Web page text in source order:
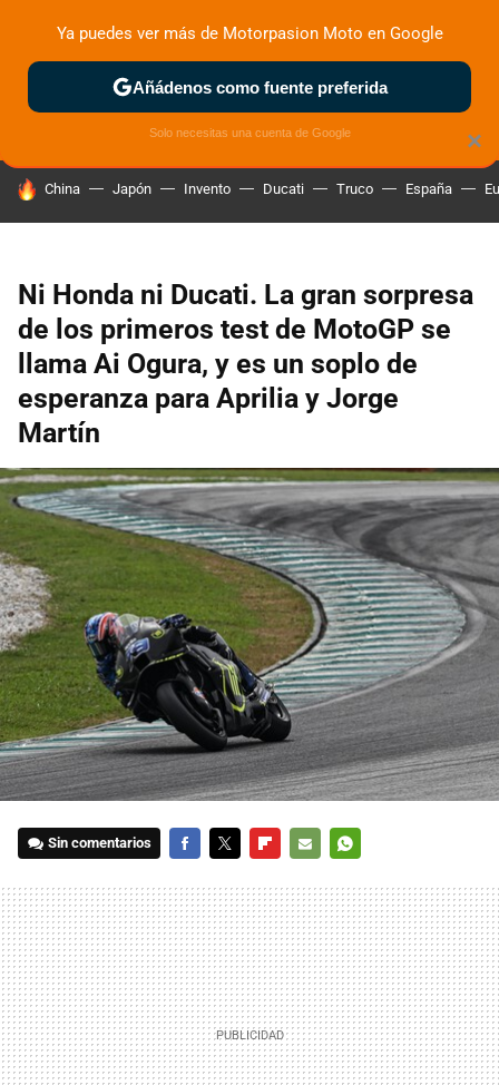
ZONA DE PRUEBAS DEPORTIVAS MOTOS ELÉCTRICAS
HOY SE HABLA DE
China Japón Invento Ducati Truco España
Ni Honda ni Ducati. La gran sorpresa
de los primeros test de MotoGP se
llama Ai Ogura, y es un soplo de
esperanza para Aprilia y Jorge
Martín
Sin comentarios
MAIL
×
Ya puedes ver más de Motorpasion Moto en Google
Añádenos como fuente preferida
Solo necesitas una cuenta de Google